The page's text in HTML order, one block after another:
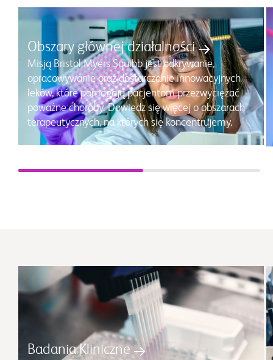
Obszary głównej działalności
Misją Bristol Myers Squibb jest odkrywanie,
opracowywanie oraz dostarczanie innowacyjnych
leków, które pomagają pacjentom przezwyciężać
poważne choroby. Dowiedz się więcej o obszarach
terapeutycznych, na których się koncentrujemy.
Badania Kliniczne